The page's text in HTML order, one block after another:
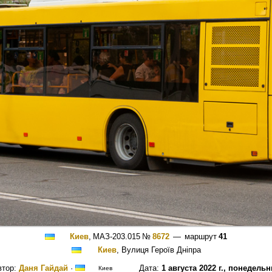
Киев, МАЗ-203.015 № 8672 — маршрут 41
Киев, Вулиця Героїв Дніпра
Даня Гайдай · Киев Дата: 1 августа 2022 г.,